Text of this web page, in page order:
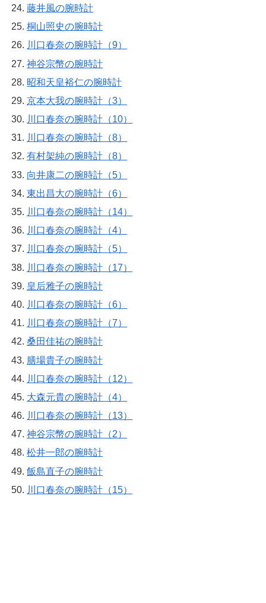
藤井風の腕時計
桐山照史の腕時計
川口春奈の腕時計（9）
神谷宗幣の腕時計
昭和天皇裕仁の腕時計
京本大我の腕時計（3）
川口春奈の腕時計（10）
川口春奈の腕時計（8）
有村架純の腕時計（8）
向井康二の腕時計（5）
東出昌大の腕時計（6）
川口春奈の腕時計（14）
川口春奈の腕時計（4）
川口春奈の腕時計（5）
川口春奈の腕時計（17）
皇后雅子の腕時計
川口春奈の腕時計（6）
川口春奈の腕時計（7）
桑田佳祐の腕時計
膳場貴子の腕時計
川口春奈の腕時計（12）
大森元貴の腕時計（4）
川口春奈の腕時計（13）
神谷宗幣の腕時計（2）
松井一郎の腕時計
飯島直子の腕時計
川口春奈の腕時計（15）